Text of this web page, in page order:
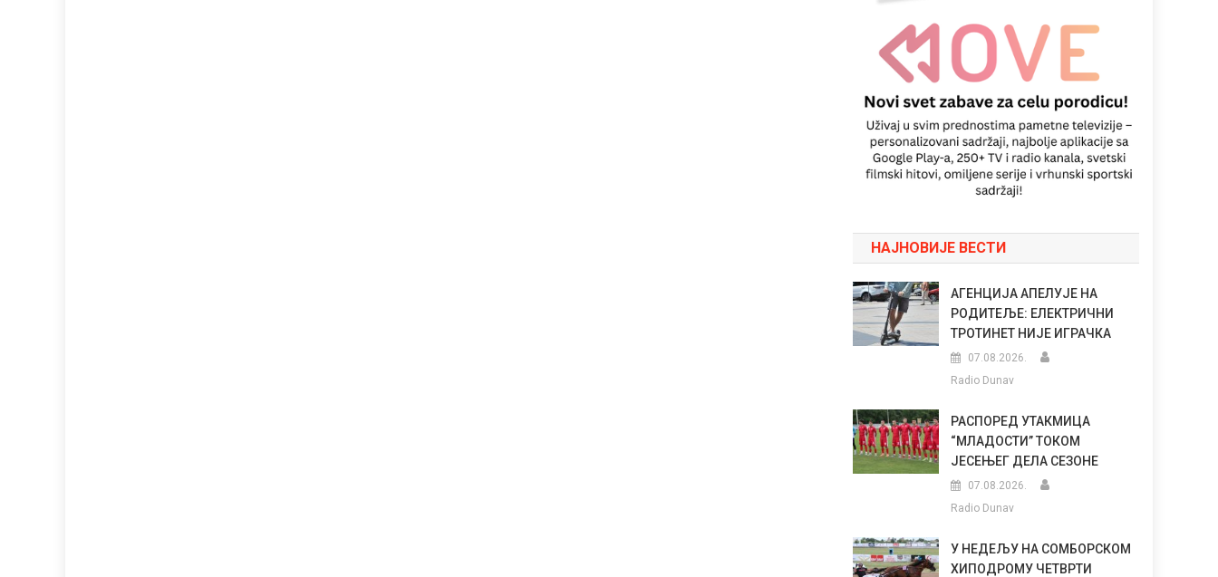
НАЈНОВИЈЕ ВЕСТИ
АГЕНЦИЈА АПЕЛУЈЕ НА
РОДИТЕЉЕ: ЕЛЕКТРИЧНИ
ТРОТИНЕТ НИЈЕ ИГРАЧКА
07.08.2026.
Radio Dunav
РАСПОРЕД УТАКМИЦА
“МЛАДОСТИ” ТОКОМ
ЈЕСЕЊЕГ ДЕЛА СЕЗОНЕ
07.08.2026.
Radio Dunav
У НЕДЕЉУ НА СОМБОРСКОМ
ХИПОДРОМУ ЧЕТВРТИ